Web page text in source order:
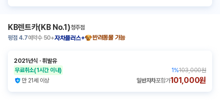
KB렌트카(KB No.1)청주점
평점 4.7예약수 50+자차플러스+ 반려동물 가능
2021년식 ㆍ휘발유
무료취소(1시간 이내) 1 %103,000원
만 21세 이상
일반자차포함가101,000원